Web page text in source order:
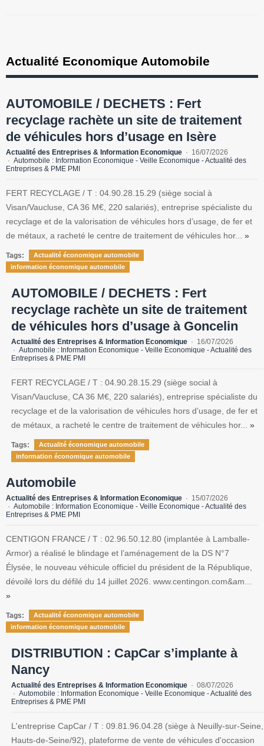
Actualité Economique Automobile
AUTOMOBILE / DECHETS : Fert
recyclage rachète un site de traitement
de véhicules hors d’usage en Isère
Actualité des Entreprises & Information Economique
16/07/2026
Automobile : Information Economique - Veille Economique - Actualité des
Entreprises & PME PMI
FERT RECYCLAGE / T : 04.90.28.15.29 (siège social à
Visan/Vaucluse, CA 36 M€, 220 salariés), entreprise spécialiste du
recyclage et de la valorisation de véhicules hors d’usage, de fer et
de métaux, a racheté le centre de traitement de véhicules hor... »
Tags:
Actualité économique automobile
information économique automobile
AUTOMOBILE / DECHETS : Fert
recyclage rachète un site de traitement
de véhicules hors d’usage à Goncelin
Actualité des Entreprises & Information Economique
16/07/2026
Automobile : Information Economique - Veille Economique - Actualité des
Entreprises & PME PMI
FERT RECYCLAGE / T : 04.90.28.15.29 (siège social à
Visan/Vaucluse, CA 36 M€, 220 salariés), entreprise spécialiste du
recyclage et de la valorisation de véhicules hors d’usage, de fer et
de métaux, a racheté le centre de traitement de véhicules hor... »
Tags:
Actualité économique automobile
information économique automobile
Automobile
Actualité des Entreprises & Information Economique
15/07/2026
Automobile : Information Economique - Veille Economique - Actualité des
Entreprises & PME PMI
CENTIGON FRANCE / T : 02.96.50.12.80 (implantée à Lamballe-
Armor) a réalisé le blindage et l’aménagement de la DS N°7
Élysée, le nouveau véhicule officiel du président de la République,
dévoilé lors du défilé du 14 juillet 2026. www.centingon.com&am...
»
Tags:
Actualité économique automobile
information économique automobile
DISTRIBUTION : CapCar s’implante à
Nancy
Actualité des Entreprises & Information Economique
08/07/2026
Automobile : Information Economique - Veille Economique - Actualité des
Entreprises & PME PMI
L'entreprise CapCar / T : 09.81.96.04.28 (siège à Neuilly-sur-Seine,
Hauts-de-Seine/92), plateforme de vente de véhicules d'occasion